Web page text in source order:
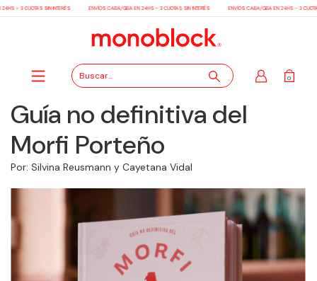
- 3 CUOTAS SIN INTERÉS ENVÍOS CABA/GBA EN 24HS - 3 CUOTAS SIN INTERÉS ENVÍOS CABA/GBA EN 24HS - 3 CUOTAS
0
Guía no definitiva del
Morfi Porteño
Por: Silvina Reusmann y Cayetana Vidal